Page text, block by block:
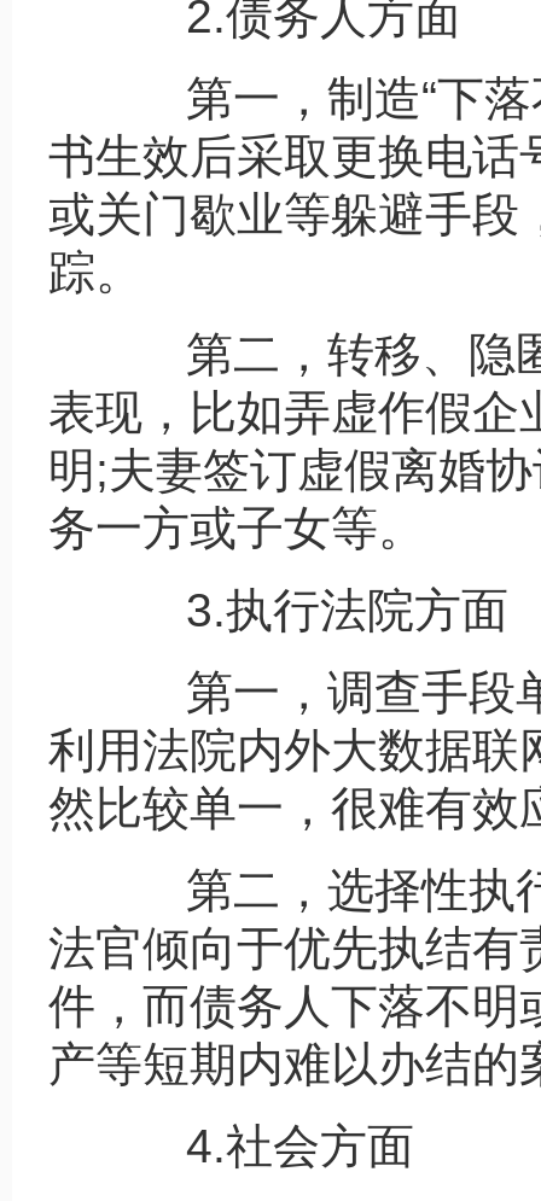
2.债务人方面
第一，制造“下落
书生效后采取更换电话
或关门歇业等躲避手段
踪。
第二，转移、隐匿
表现，比如弄虚作假企
明;夫妻签订虚假离婚
务一方或子女等。
3.执行法院方面
第一，调查手段单
利用法院内外大数据联
然比较单一，很难有效
第二，选择性执行
法官倾向于优先执结有
件，而债务人下落不明
产等短期内难以办结
4.社会方面